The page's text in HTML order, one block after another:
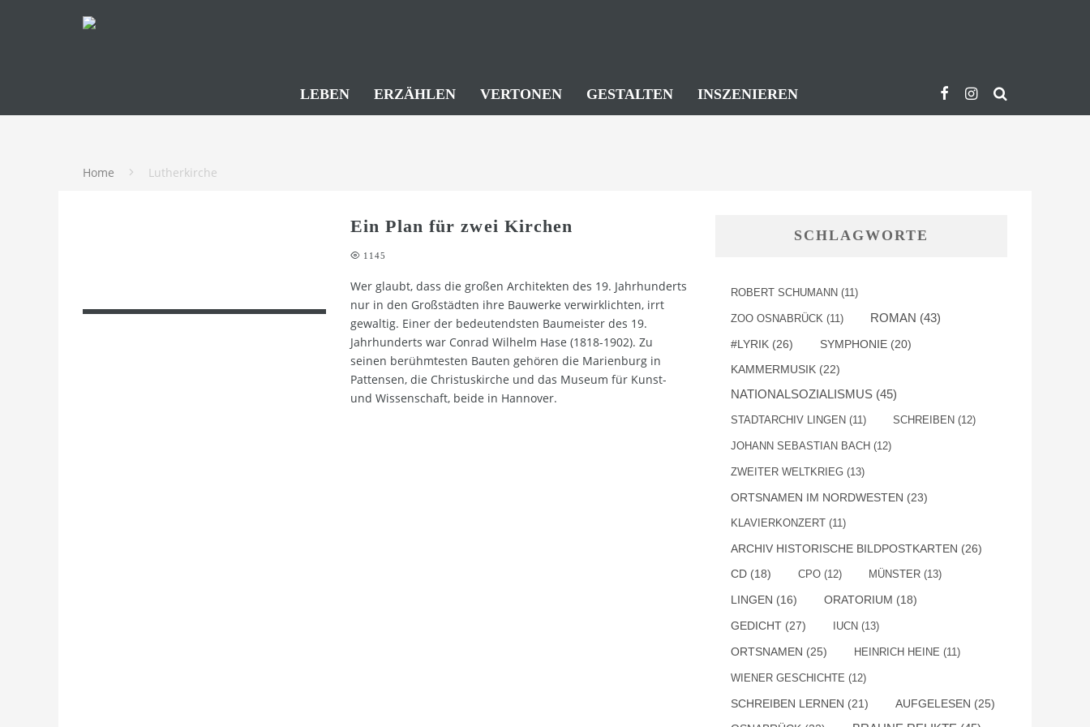
LEBEN ERZÄHLEN VERTONEN GESTALTEN INSZENIEREN
Home Lutherkirche
Ein Plan für zwei Kirchen
1145
Wer glaubt, dass die großen Architekten des 19. Jahrhunderts
nur in den Großstädten ihre Bauwerke verwirklichten, irrt
gewaltig. Einer der bedeutendsten Baumeister des 19.
Jahrhunderts war Conrad Wilhelm Hase (1818-1902). Zu
seinen berühmtesten Bauten gehören die Marienburg in
Pattensen, die Christuskirche und das Museum für Kunst-
und Wissenschaft, beide in Hannover.
SCHLAGWORTE
ROBERT SCHUMANN (11)
ZOO OSNABRÜCK (11) ROMAN (43)
#LYRIK (26) SYMPHONIE (20)
KAMMERMUSIK (22)
NATIONALSOZIALISMUS (45)
STADTARCHIV LINGEN (11) SCHREIBEN (12)
JOHANN SEBASTIAN BACH (12)
ZWEITER WELTKRIEG (13)
ORTSNAMEN IM NORDWESTEN (23)
KLAVIERKONZERT (11)
ARCHIV HISTORISCHE BILDPOSTKARTEN (26)
CD (18) CPO (12) MÜNSTER (13)
LINGEN (16) ORATORIUM (18)
GEDICHT (27) IUCN (13)
ORTSNAMEN (25) HEINRICH HEINE (11)
WIENER GESCHICHTE (12)
SCHREIBEN LERNEN (21) AUFGELESEN (25)